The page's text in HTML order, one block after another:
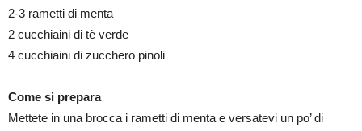
2-3 rametti di menta
2 cucchiaini di tè verde
4 cucchiaini di zucchero pinoli
Come si prepara
Mettete in una brocca i rametti di menta e versatevi un po’ di